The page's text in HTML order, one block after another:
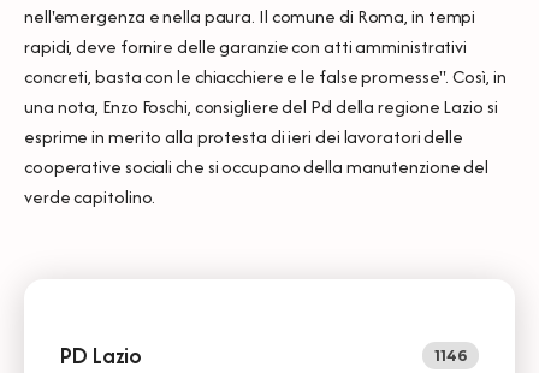
nell'emergenza e nella paura. Il comune di Roma, in tempi
rapidi, deve fornire delle garanzie con atti amministrativi
concreti, basta con le chiacchiere e le false promesse". Così, in
una nota, Enzo Foschi, consigliere del Pd della regione Lazio si
esprime in merito alla protesta di ieri dei lavoratori delle
cooperative sociali che si occupano della manutenzione del
verde capitolino.
PD Lazio 1146